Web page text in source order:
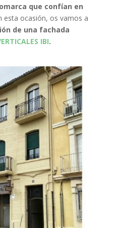
que confían en
esta ocasión, os vamos a
de una fachada
IBI.